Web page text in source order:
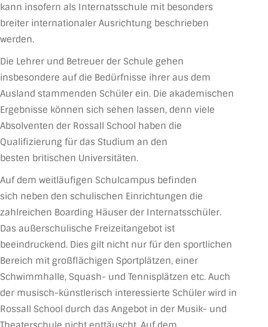
kann insofern als Internatsschule mit besonders
breiter internationaler Ausrichtung beschrieben
werden.
Die Lehrer und Betreuer der Schule gehen
insbesondere auf die Bedürfnisse ihrer aus dem
Ausland stammenden Schüler ein. Die akademischen
Ergebnisse können sich sehen lassen, denn viele
Absolventen der Rossall School haben die
Qualifizierung für das Studium an den
besten britischen Universitäten.
Auf dem weitläufigen Schulcampus befinden
sich neben den schulischen Einrichtungen die
zahlreichen Boarding Häuser der Internatsschüler.
Das außerschulische Freizeitangebot ist
beeindruckend. Dies gilt nicht nur für den sportlichen
Bereich mit großflächigen Sportplätzen, einer
Schwimmhalle, Squash- und Tennisplätzen etc. Auch
der musisch-künstlerisch interessierte Schüler wird in
Rossall School durch das Angebot in der Musik- und